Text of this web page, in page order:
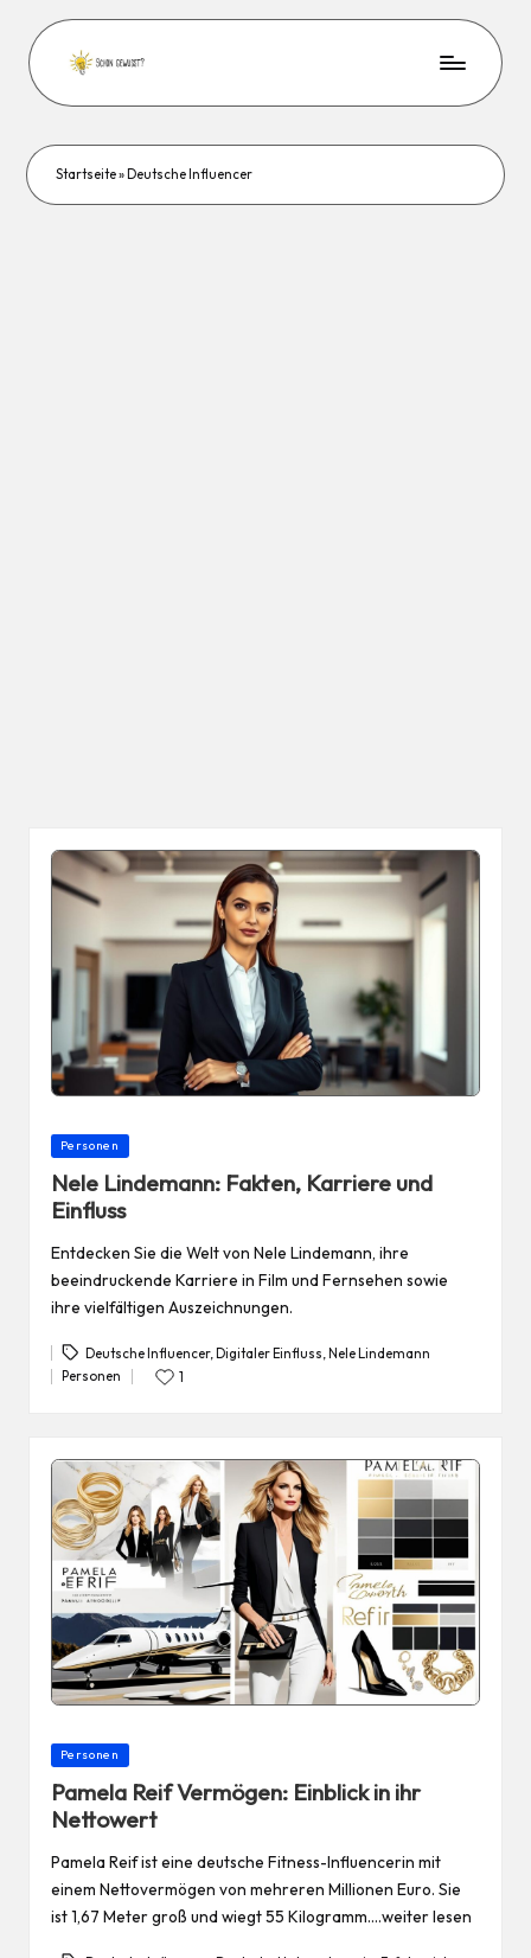
Startseite» Deutsche Influencer
Posted
Personen
Nele Lindemann: Fakten, Karriere und
Einfluss
Entdecken Sie die Welt von Nele Lindemann, ihre
beeindruckende Karriere in Film und Fernsehen sowie
ihre vielfältigen Auszeichnungen.
Tags:
Deutsche Influencer,Digitaler Einfluss ,Nele Lindemann
Posted
Personen 1
Posted
Personen
Pamela Reif Vermögen: Einblick in ihr
Nettowert
Pamela Reif ist eine deutsche Fitness-Influencerin mit
einem Nettovermögen von mehreren Millionen Euro. Sie
ist 1,67 Meter groß und wiegt 55 Kilogramm.…weiter lesen